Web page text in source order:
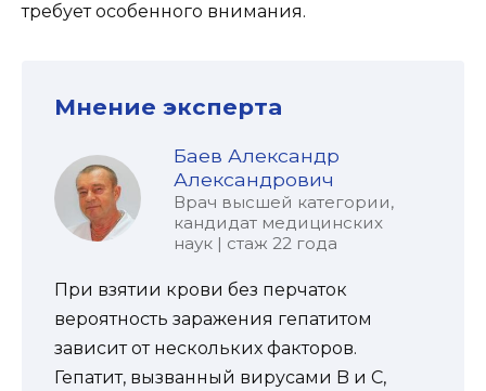
требует особенного внимания.
Мнение эксперта
Баев Александр
Александрович
Врач высшей категории,
кандидат медицинских
наук | стаж 22 года
При взятии крови без перчаток
вероятность заражения гепатитом
зависит от нескольких факторов.
Гепатит, вызванный вирусами B и C,